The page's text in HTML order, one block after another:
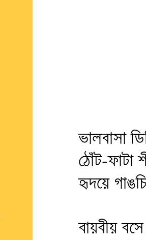
ভালবাসা
ঠোঁট-ফাটা
হৃদয়ে
বায়বীয়